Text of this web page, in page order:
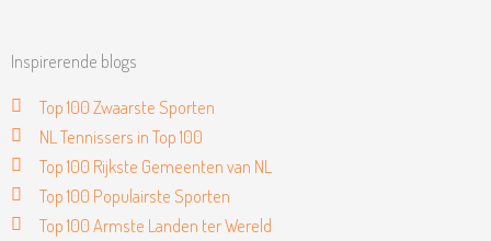
Inspirerende blogs
Top 100 Zwaarste Sporten
NL Tennissers in Top 100
Top 100 Rijkste Gemeenten van NL
Top 100 Populairste Sporten
Top 100 Armste Landen ter Wereld